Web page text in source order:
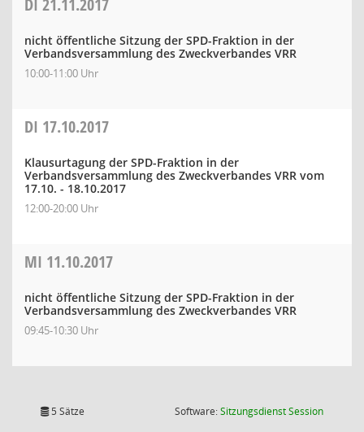
DI 21.11.2017
nicht öffentliche Sitzung der SPD-Fraktion in der
Verbandsversammlung des Zweckverbandes VRR
10:00-11:00 Uhr
DI 17.10.2017
Klausurtagung der SPD-Fraktion in der
Verbandsversammlung des Zweckverbandes VRR vom
17.10. - 18.10.2017
12:00-20:00 Uhr
MI 11.10.2017
nicht öffentliche Sitzung der SPD-Fraktion in der
Verbandsversammlung des Zweckverbandes VRR
09:45-10:30 Uhr
5 Sätze Software:SitzungsdienstSession(Wird in